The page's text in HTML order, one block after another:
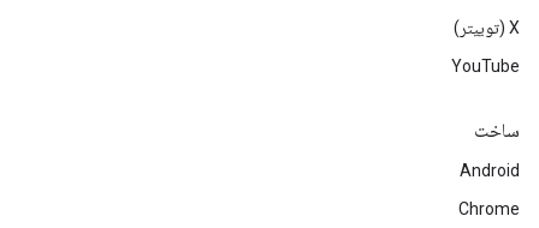
‫X (توییتر)
YouTube
ساخت
Android
Chrome